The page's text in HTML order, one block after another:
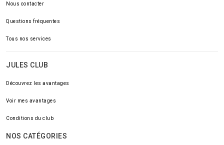
Nous contacter
Questions fréquentes
Tous nos services
JULES CLUB
Découvrez les avantages
Voir mes avantages
Conditions du club
NOS CATÉGORIES